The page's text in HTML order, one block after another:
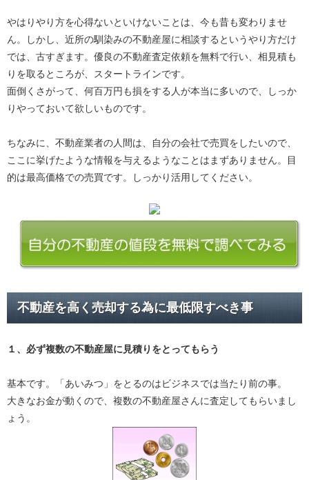
やはりやり方を心得ないといけないことは、今も昔も変わりませ
ん。しかし、近所の馴染みの不動産屋に相談するというやり方だけ
では、古すぎます。優良の不動産査定依頼を無料で行い、相見積も
りを取るところが、スタートラインです。
面倒くさがって、何百万円も損をする人が本当に多いので、しっか
りやっておいて欲しいものです。
ちなみに、不動産業者の人間は、自分の会社で売買をしたいので、
ここに挙げたような情報を与えるようなことはまずありません。目
的は最高価格での売買です。しっかり活用してください。
不動産を高く売却する為に最低限すべき事
１、必ず複数の不動産屋に見積り をとってもらう
基本です。「あいみつ」をとるのはビジネスでは当たり前の事。
大きなお金が動くので、複数の不動産屋さんに査定してもらいまし
ょう。